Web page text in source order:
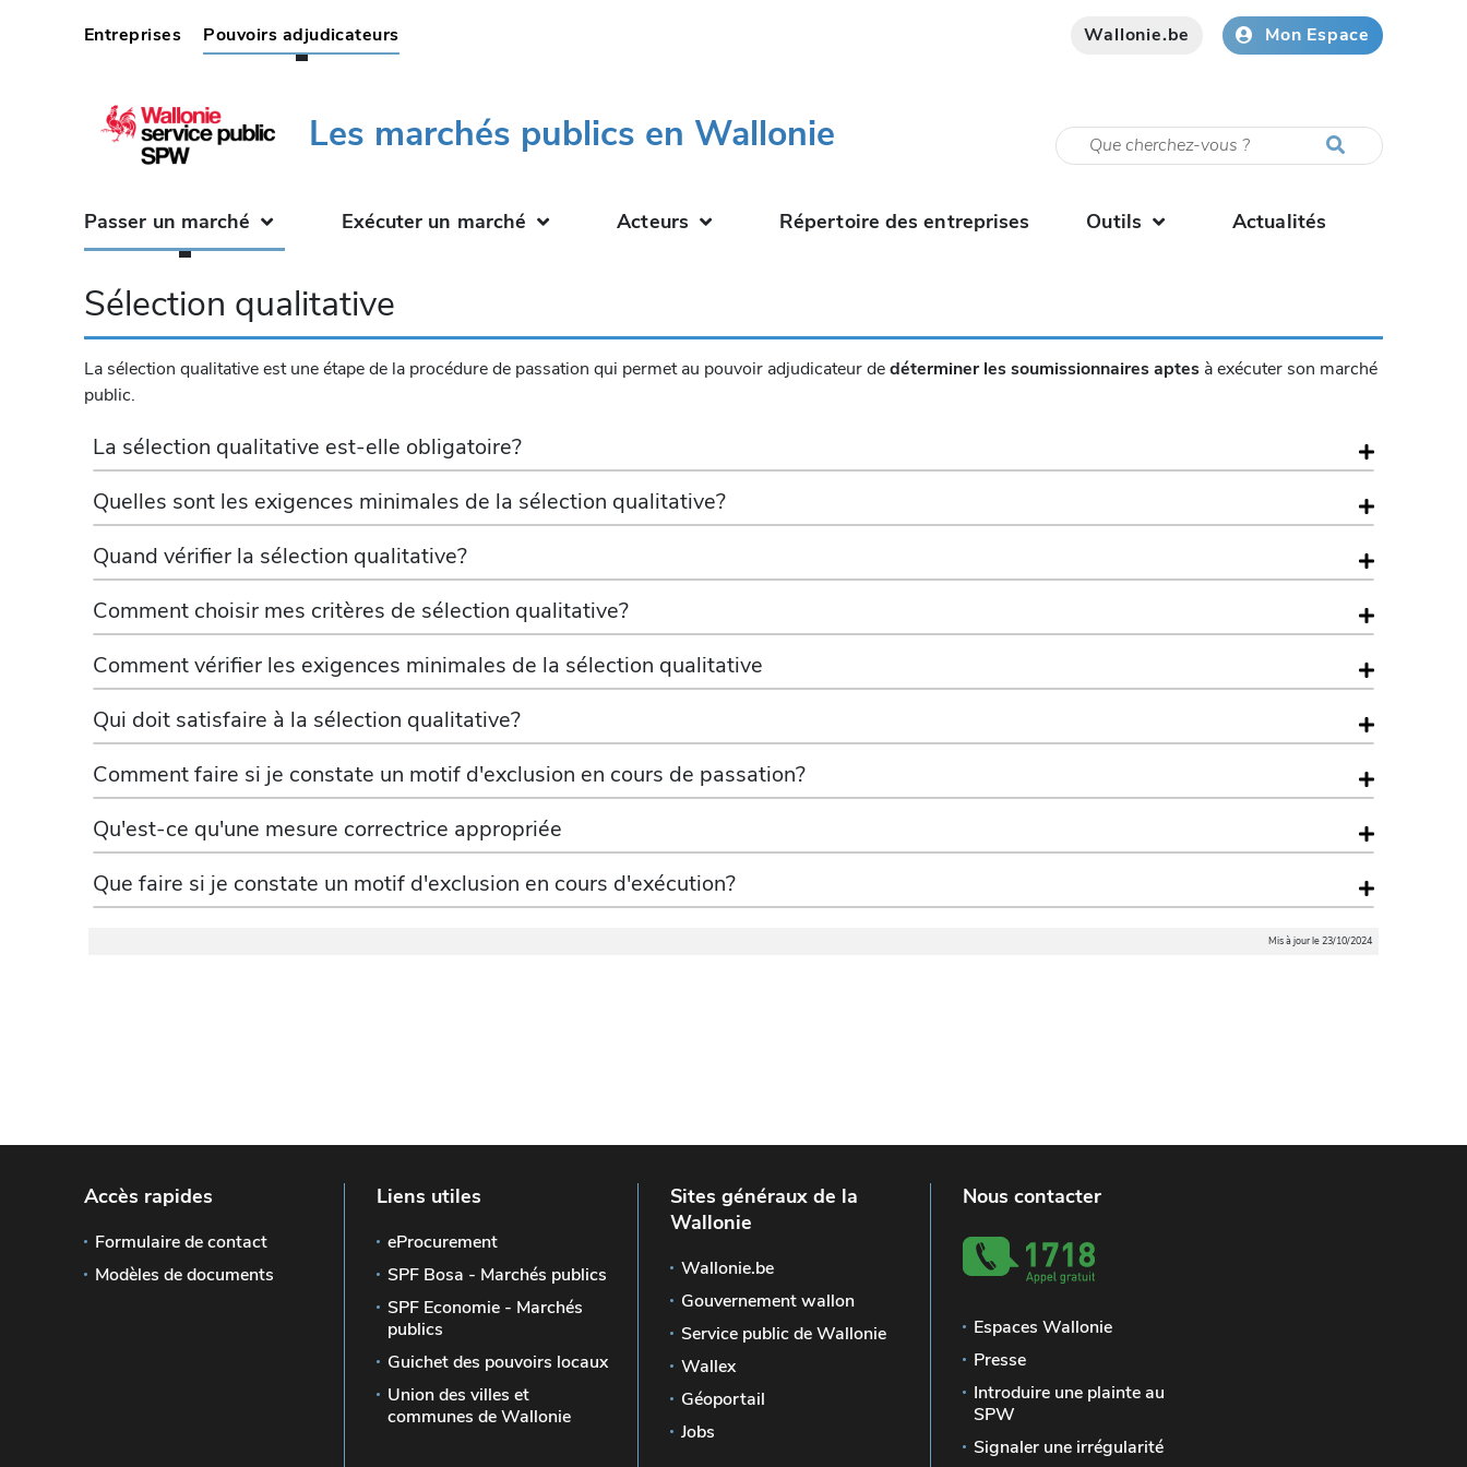
Entreprises Pouvoirs adjudicateurs(current) Wallonie.be Mon Espace
Les marchés publics en Wallonie
Passer un marché Exécuter un marché Acteurs Répertoire des entreprises Outils Actualités
Sélection qualitative
La sélection qualitative est une étape de la procédure de passation qui permet au pouvoir adjudicateur dedéterminer les soumissionnaires aptes à exécuter son marché
public.
La sélection qualitative est-elle obligatoire?
Quelles sont les exigences minimales de la sélection qualitative?
Quand vérifier la sélection qualitative?
Comment choisir mes critères de sélection qualitative?
Comment vérifier les exigences minimales de la sélection qualitative
Qui doit satisfaire à la sélection qualitative?
Comment faire si je constate un motif d'exclusion en cours de passation?
Qu'est-ce qu'une mesure correctrice appropriée
Que faire si je constate un motif d'exclusion en cours d'exécution?
Mis à jour le 23/10/2024
Accès rapides
Formulaire de contact
Modèles de documents
Liens utiles
eProcurement
SPF Bosa - Marchés publics
SPF Economie - Marchés
publics
Guichet des pouvoirs locaux
Union des villes et
communes de Wallonie
Sites généraux de la
Wallonie
Wallonie.be
Gouvernement wallon
Service public de Wallonie
Wallex
Géoportail
Jobs
Nous contacter
Espaces Wallonie
Presse
Introduire une plainte au
SPW
Signaler une irrégularité